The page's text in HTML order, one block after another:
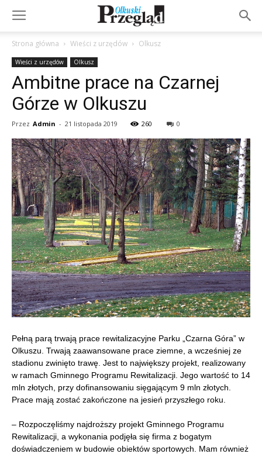
Strona główna Wieści z urzędów Olkusz
Wieści z urzędów Olkusz
Ambitne prace na Czarnej
Górze w Olkuszu
Przez Admin - 21 listopada 2019 260 0
Pełną parą trwają prace rewitalizacyjne Parku „Czarna Góra” w
Olkuszu. Trwają zaawansowane prace ziemne, a wcześniej ze
stadionu zwinięto trawę. Jest to największy projekt, realizowany
w ramach Gminnego Programu Rewitalizacji. Jego wartość to 14
mln złotych, przy dofinansowaniu sięgającym 9 mln złotych.
Prace mają zostać zakończone na jesień przyszłego roku.
– Rozpoczęliśmy najdroższy projekt Gminnego Programu
Rewitalizacji, a wykonania podjęła się firma z bogatym
doświadczeniem w budowie obiektów sportowych. Mam również